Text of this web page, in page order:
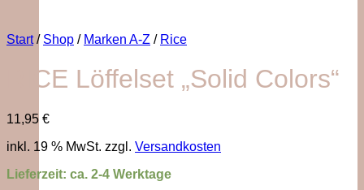
Start / Shop / Marken A-Z / Rice
RICE Löffelset „Solid Colors“
11,95 €
inkl. 19 % MwSt. zzgl. Versandkosten
Lieferzeit: ca. 2-4 Werktage